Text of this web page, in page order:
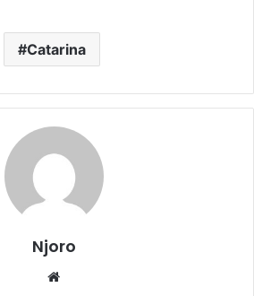
Catarina
Njoro
Website